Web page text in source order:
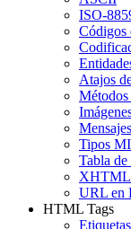
ISO-
Códigos
Atajos
Tipos
Tabla
XHTML
URL en
HTML Tags